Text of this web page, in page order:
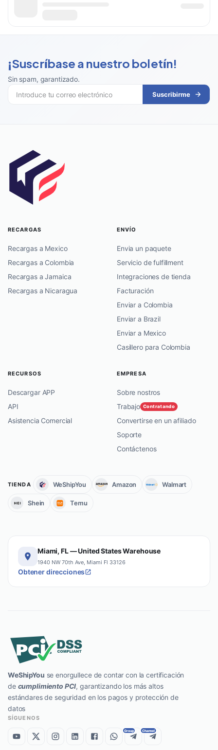
¡Suscríbase a nuestro boletín!
Sin spam, garantizado.
Suscribirme
RECARGAS
Recargas a Mexico
Recargas a Colombia
Recargas a Jamaica
Recargas a Nicaragua
ENVÍO
Envia un paquete
Servicio de fulfillment
Integraciones de tienda
Facturación
Enviar a Colombia
Enviar a Brazil
Enviar a Mexico
Casillero para Colombia
RECURSOS
Descargar APP
API
Asistencia Comercial
EMPRESA
Sobre nostros
Trabajo Contratando
Convertirse en un afiliado
Soporte
Contáctenos
TIENDA WeShipYou Amazon Walmart
Shein Temu
Miami, FL — United States Warehouse
1940 NW 70th Ave, Miami Fl 33126
Obtener direcciones
WeShipYou se enorgullece de contar con la certificación
de cumplimiento PCI, garantizando los más altos
estándares de seguridad en los pagos y protección de
datos
SÍGUENOS
Group Channel